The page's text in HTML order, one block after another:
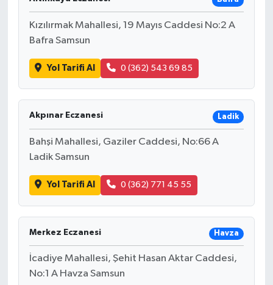
Kızılırmak Mahallesi, 19 Mayıs Caddesi No:2 A
Bafra Samsun
Yol Tarifi Al 0 (362) 543 69 85
Akpınar Eczanesi Ladik
Bahşi Mahallesi, Gaziler Caddesi, No:66 A
Ladik Samsun
Yol Tarifi Al 0 (362) 771 45 55
Merkez Eczanesi Havza
İcadiye Mahallesi, Şehit Hasan Aktar Caddesi,
No:1 A Havza Samsun